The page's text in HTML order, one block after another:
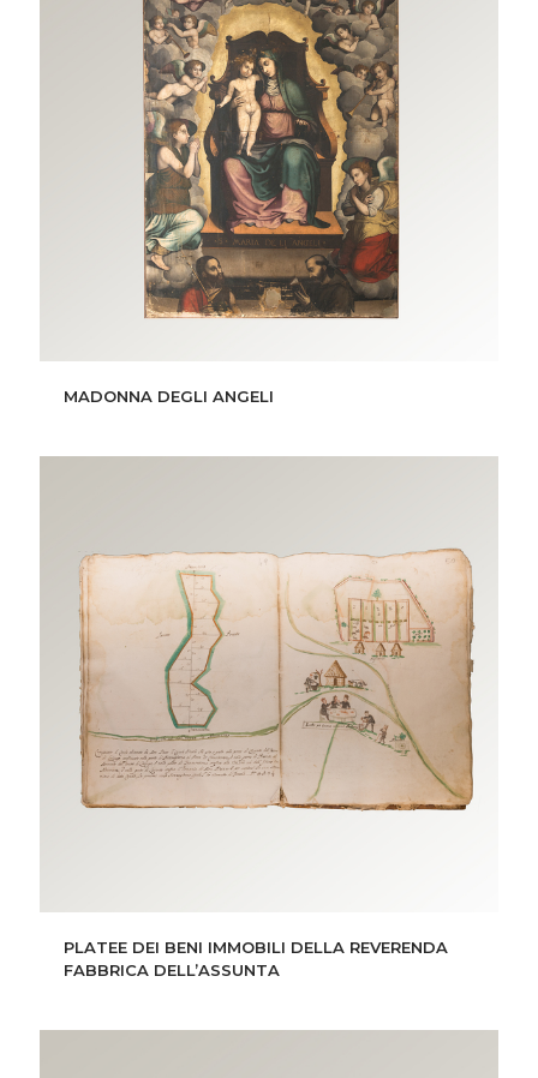
MADONNA DEGLI ANGELI
PLATEE DEI BENI IMMOBILI DELLA REVERENDA
FABBRICA DELL’ASSUNTA